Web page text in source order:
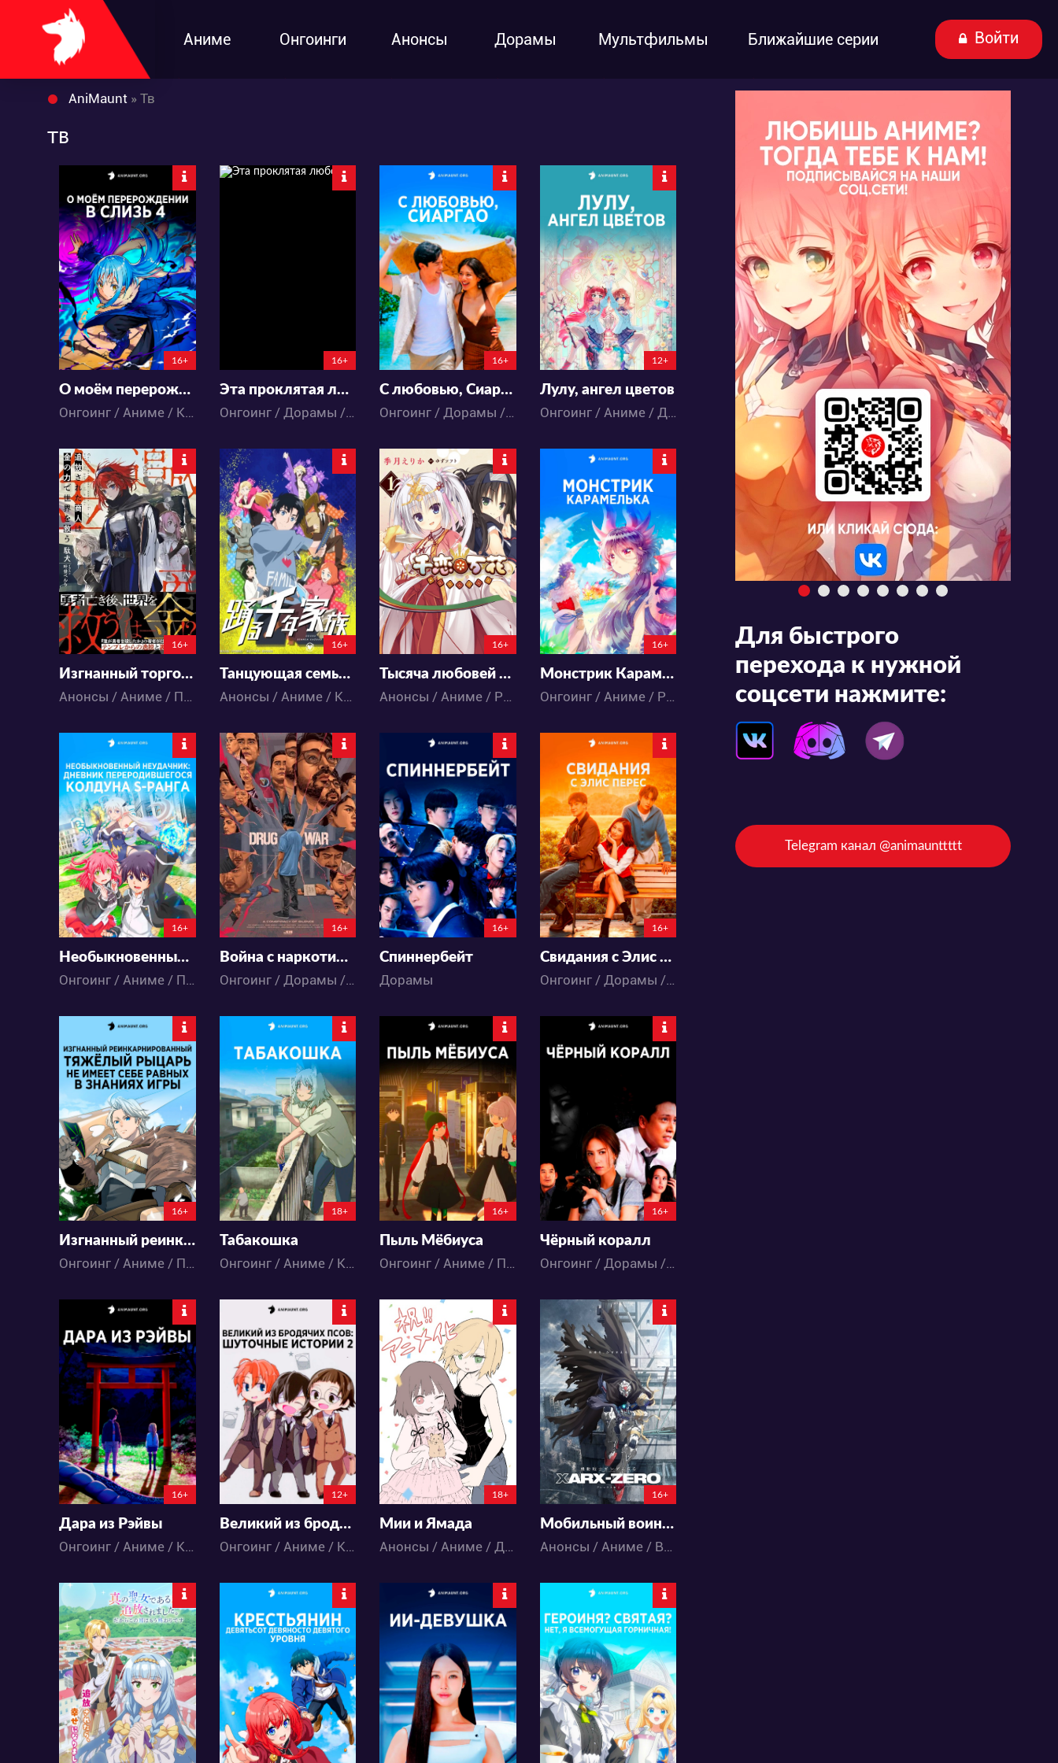
Аниме Онгоинги Анонсы Дорамы Мультфильмы Ближайшие серии Войти
AniMaunt » Тв
тв
98648
164 153
7:6:54:50
16+
О моём перерождении в слизь 4
Онгоинг / Аниме / Комедия / Приключения / Сёнэн / Фэнтези / Экшен
16+
Эта проклятая любовь
Онгоинг / Дорамы / Комедия / Романтика
2426
23 6
1:4:23:50
16+
С любовью, Сиаргао
Онгоинг / Дорамы / Драма / Комедия / Романтика
6079
40 17
1:6:54:50
12+
Лулу, ангел цветов
Онгоинг / Аниме / Драма / Приключения
249
0 0
85:16:8:50
16+
Изгнанный торговец спасает мир с помощью силы денег
Анонсы / Аниме / Приключения / Фэнтези
121
0 0
149:14:3:50
16+
Танцующая семья тысячелетия
Анонсы / Аниме / Комедия / Экшен
94
0 0
148:13:50:50
16+
Тысяча любовей и мириады цветов
Анонсы / Аниме / Романтика
14595
50 22
6:6:54:50
16+
Монстрик Карамелька
Онгоинг / Аниме / Романтика / Школа
17126
41 22
6:6:13:50
16+
Необыкновенный неудачник: Дневник переродившегося колдуна S-ранга
Онгоинг / Аниме / Приключения / Фэнтези / Экшен
2576
7
6:4:55:50
16+
Война с наркотиками: Молчание заговорщиков
Онгоинг / Дорамы / Драма / Мистика
2131
11 8
6:6:26:50
16+
Спиннербейт
Дорамы
3859
42 21
16+
Свидания с Элис Перес
Онгоинг / Дорамы / Романтика
25250
61 35
6:6:54:50
16+
Изгнанный реинкарнированный тяжёлый рыцарь не имеет себе равных в знаниях игры
Онгоинг / Аниме / Приключения / Фэнтези / Экшен
37399
54 68
6:6:54:50
18+
Табакошка
Онгоинг / Аниме / Комедия
4142
21 8
6:4:55:50
16+
Пыль Мёбиуса
Онгоинг / Аниме / Повседневность / Школа
2388
35 9
4:5:25:50
16+
Чёрный коралл
Онгоинг / Дорамы / Драма / Мистика / Ужасы
15727
25 8
6:6:25:50
16+
Дара из Рэйвы
Онгоинг / Аниме / Комедия
10061
33 19
6:2:55:50
12+
Великий из бродячих псов: Шуточные истории 2
Онгоинг / Аниме / Комедия
104
0 0
148:20:51:50
18+
Мии и Ямада
Анонсы / Аниме / Драма / Триллер
303
0 0
147:17:34:50
16+
Мобильный воин Гандам: RG XARX-ZERO
Анонсы / Аниме / Война / Драма / Космос / Меха / Фантастика
187
1 0
147:17:23:50
24959
26 18
5:6:54:50
2940
21 15
5:4:55:50
28954
48 25
5:6:33:50
Для быстрого
перехода к нужной
соцсети нажмите:
Telegram канал @animaunttttt